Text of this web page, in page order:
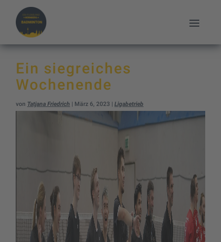
Ein siegreiches
Wochenende
von Tatjana Friedrich | März 6, 2023 | Ligabetrieb